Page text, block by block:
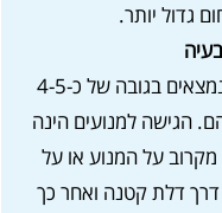
גדול יותר.
מנועי המפוחים של הדגם המתחרה נמצאים בגובה של כ-4-5
הגישה למנועים הינה
על המנוע או על
דלת קטנה ואחר כך